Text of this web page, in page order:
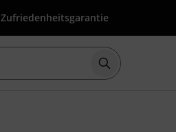
Zufriedenheitsgarantie
Suche mit